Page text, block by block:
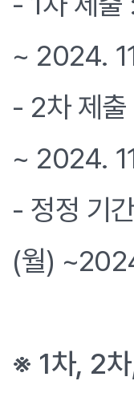
~ 2024.
- 2차 제
~ 2024.
- 정정 기
(월)
※ 1차, 2